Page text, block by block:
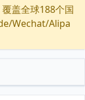
盖全球188个国
Wechat/Alipa